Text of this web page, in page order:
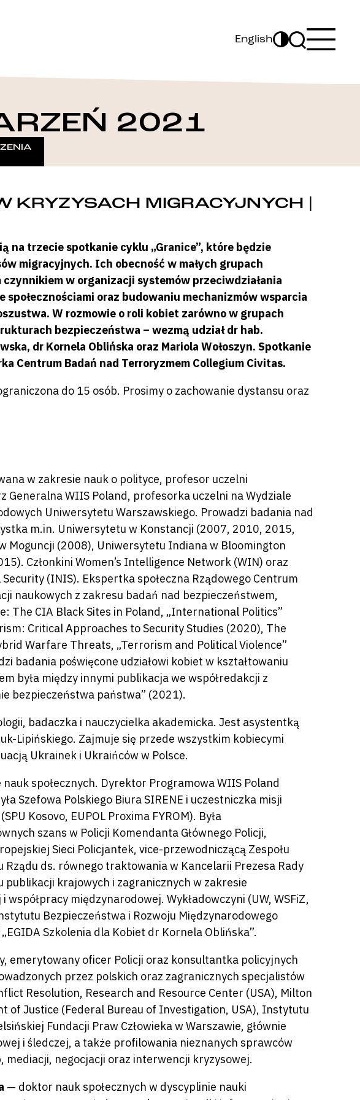
English
2021
KRYZYSACH MIGRACYJNYCH |
na trzecie spotkanie cyklu „Granice”, które będzie
migracyjnych. Ich obecność w małych grupach
w organizacji systemów przeciwdziałania
oraz budowaniu mechanizmów wsparcia
W rozmowie o roli kobiet zarówno w grupach
bezpieczeństwa – wezmą udział dr hab.
dr Kornela Oblińska oraz Mariola Wołoszyn. Spotkanie
Centrum Badań nad Terroryzmem Collegium Civitas.
do 15 osób. Prosimy o zachowanie dystansu oraz
w zakresie nauk o polityce, profesor uczelni
Generalna WIIS Poland, profesorka uczelni na Wydziale
Uniwersytetu Warszawskiego. Prowadzi badania nad
m.in. Uniwersytetu w Konstancji (2007, 2010, 2015,
Moguncji (2008), Uniwersytetu Indiana w Bloomington
Członkini Women’s Intelligence Network (WIN) oraz
(INIS). Ekspertka społeczna Rządowego Centrum
naukowych z zakresu badań nad bezpieczeństwem,
The CIA Black Sites in Poland, „International Politics”
Critical Approaches to Security Studies (2020), The
Warfare Threats, „Terrorism and Political Violence”
badania poświęcone udziałowi kobiet w kształtowaniu
była między innymi publikacja we współredakcji z
bezpieczeństwa państwa” (2021).
badaczka i nauczycielka akademicka. Jest asystentką
Lipińskiego. Zajmuje się przede wszystkim kobiecymi
Ukrainek i Ukraińców w Polsce.
społecznych. Dyrektor Programowa WIIS Poland
Szefowa Polskiego Biura SIRENE i uczestniczka misji
Kosovo, EUPOL Proxima FYROM). Była
szans w Policji Komendanta Głównego Policji,
Sieci Policjantek, vice-przewodniczącą Zespołu
Rządu ds. równego traktowania w Kancelarii Prezesa Rady
publikacji krajowych i zagranicznych w zakresie
międzynarodowej. Wykładowczyni (UW, WSFiZ,
Bezpieczeństwa i Rozwoju Międzynarodowego
Szkolenia dla Kobiet dr Kornela Oblińska”.
emerytowany oficer Policji oraz konsultantka policyjnych
przez polskich oraz zagranicznych specjalistów
Resolution, Research and Resource Center (USA), Milton
of Justice (Federal Bureau of Investigation, USA), Instytutu
Fundacji Praw Człowieka w Warszawie, głównie
i śledczej, a także profilowania nieznanych sprawców
mediacji, negocjacji oraz interwencji kryzysowej.
— doktor nauk społecznych w dyscyplinie nauki